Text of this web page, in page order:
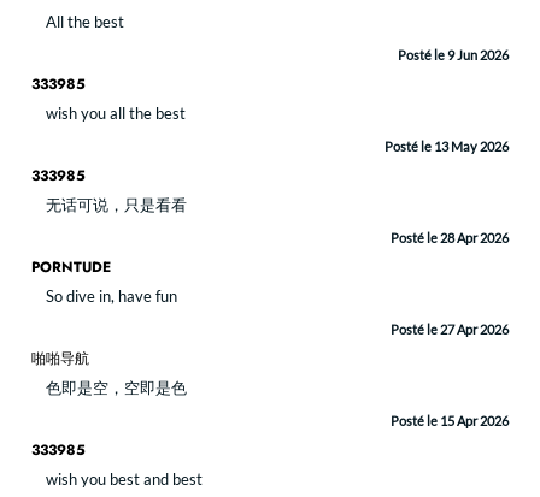
All the best
Posté le 9 Jun 2026
333985
wish you all the best
Posté le 13 May 2026
333985
无话可说，只是看看
Posté le 28 Apr 2026
PORNTUDE
So dive in, have fun
Posté le 27 Apr 2026
啪啪导航
色即是空，空即是色
Posté le 15 Apr 2026
333985
wish you best and best